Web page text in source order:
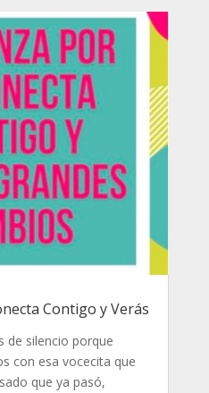
Contigo y Verás
de silencio porque
con esa vocecita que
que ya pasó,